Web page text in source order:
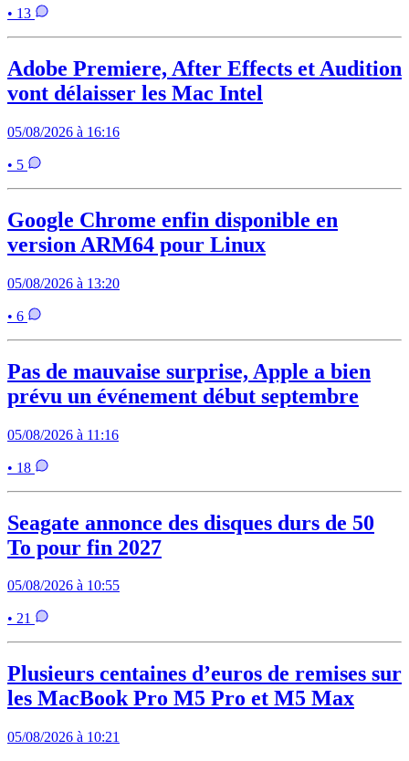
• 13
Adobe Premiere, After Effects et Audition
vont délaisser les Mac Intel
05/08/2026 à 16:16
• 5
Google Chrome enfin disponible en
version ARM64 pour Linux
05/08/2026 à 13:20
• 6
Pas de mauvaise surprise, Apple a bien
prévu un événement début septembre
05/08/2026 à 11:16
• 18
Seagate annonce des disques durs de 50
To pour fin 2027
05/08/2026 à 10:55
• 21
Plusieurs centaines d’euros de remises sur
les MacBook Pro M5 Pro et M5 Max
05/08/2026 à 10:21